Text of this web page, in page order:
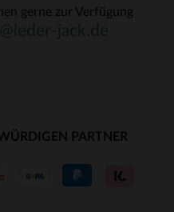
gerne zur Verfügung
PARTNER